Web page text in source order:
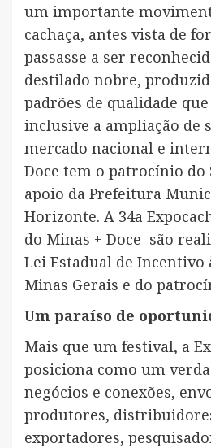
um importante
cachaça, antes vista de
passasse a ser
destilado nobre,
padrões de qualidade
inclusive a ampliação de
mercado nacional e
Doce tem o patrocínio do
apoio da Prefeitura
Horizonte. A 34a
do Minas + Doce são
Lei Estadual de Incentivo
Minas Gerais e do
Um paraíso de
Mais que um festival, a
posiciona como um
negócios e conexões,
produtores,
exportadores,